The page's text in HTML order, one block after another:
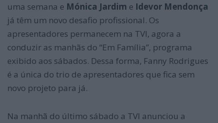
uma semana e Mónica Jardim e Idevor Mendonça
já têm um novo desafio profissional. Os
apresentadores permanecem na TVI, agora a
conduzir as manhãs do “Em Família”, programa
exibido aos sábados. Dessa forma, Fanny Rodrigues
é a única do trio de apresentadores que fica sem
novo projeto para já.
Na manhã do último sábado a TVI anunciou a